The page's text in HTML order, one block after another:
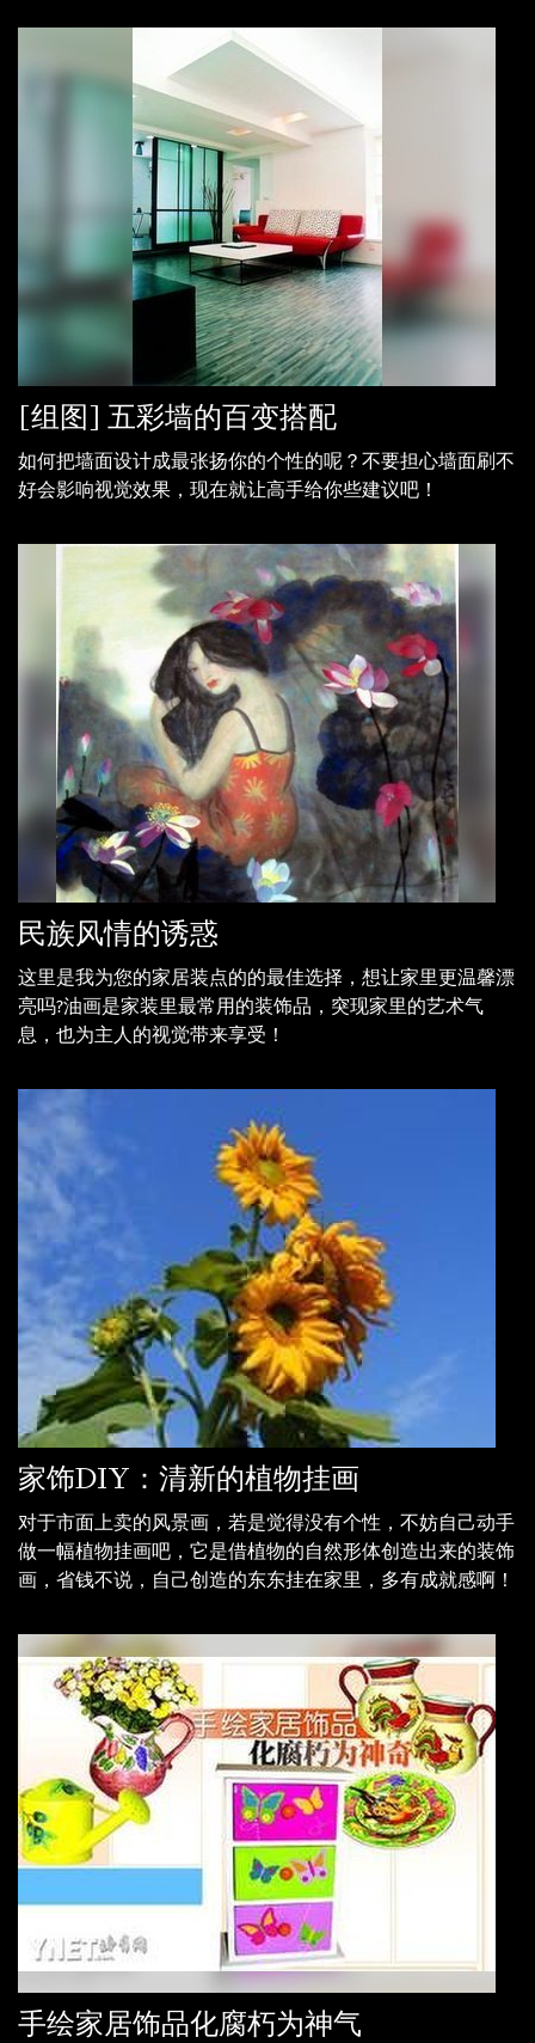
[组图] 五彩墙的百变搭配
如何把墙面设计成最张扬你的个性的呢？不要担心墙面刷不
好会影响视觉效果，现在就让高手给你些建议吧！
民族风情的诱惑
这里是我为您的家居装点的的最佳选择，想让家里更温馨漂
亮吗?油画是家装里最常用的装饰品，突现家里的艺术气
息，也为主人的视觉带来享受！
家饰DIY：清新的植物挂画
对于市面上卖的风景画，若是觉得没有个性，不妨自己动手
做一幅植物挂画吧，它是借植物的自然形体创造出来的装饰
画，省钱不说，自己创造的东东挂在家里，多有成就感啊！
手绘家居饰品化腐朽为神气